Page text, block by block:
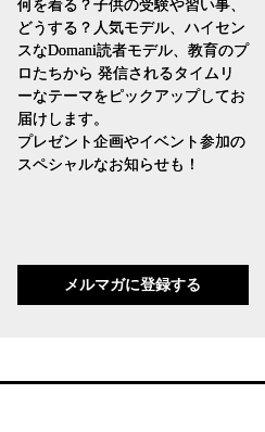
何を着る？子供の受験や習い事、
どうする？人気モデル、ハイセン
スなDomani読者モデル、教育のプ
ロたちから 発信されるタイムリ
ーなテーマをピックアップしてお
届けします。
プレゼント企画やイベント参加の
スペシャルなお知らせも！
メルマガに登録する